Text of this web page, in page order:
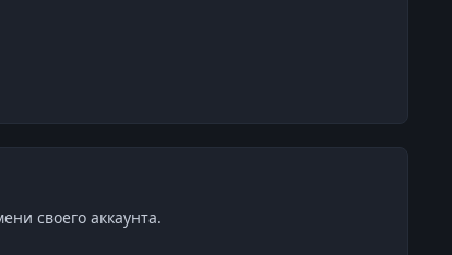
своего аккаунта.